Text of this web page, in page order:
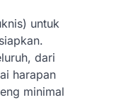
untuk
dari
harapan
minimal